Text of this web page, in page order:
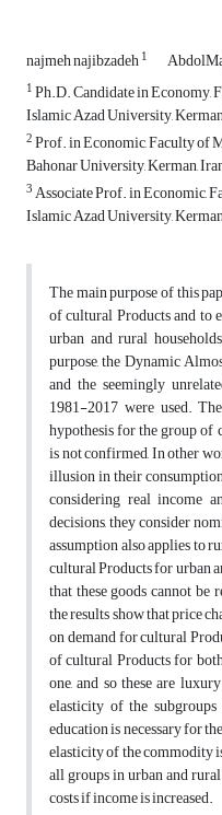
najmeh najibzadeh1
1Ph.D. Candidate in Economy,
Islamic Azad University,
2Prof. in Economic, Faculty of
Bahonar University, Kerman,
3Associate Prof. in Economic,
Islamic Azad University,
The main purpose of this
of cultural Products and to
urban and rural
purpose, the Dynamic
and the seemingly
1981-2017 were used.
hypothesis for the group of
is not confirmed, In other
illusion in their
considering real income
decisions, they consider
assumption also applies to
cultural Products for urban
that these goods cannot be
the results show that price
on demand for cultural
of cultural Products for
one, and so these are
elasticity of the
education is necessary for
elasticity of the commodity
all groups in urban and
costs if income is increased.